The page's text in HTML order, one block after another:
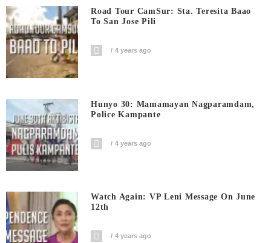
Road Tour CamSur: Sta. Teresita Baao
To San Jose Pili
4 years ago
Hunyo 30: Mamamayan Nagparamdam,
Police Kampante
4 years ago
Watch Again: VP Leni Message On June
12th
4 years ago